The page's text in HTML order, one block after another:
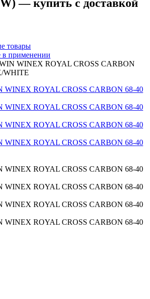
— купить с доставкой
товары
применении
WINEX ROYAL CROSS CARBON
WHITE